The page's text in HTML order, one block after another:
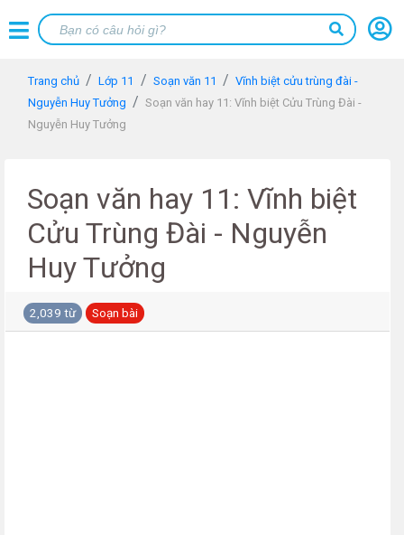
Trang chủ Lớp 11 Soạn văn 11
Vĩnh biệt cửu trùng đài -
Nguyễn Huy Tưởng
Soạn văn hay 11: Vĩnh biệt Cửu Trùng Đài -
Nguyễn Huy Tưởng
Soạn văn hay 11: Vĩnh biệt
Cửu Trùng Đài - Nguyễn
Huy Tưởng
2,039 từ Soạn bài